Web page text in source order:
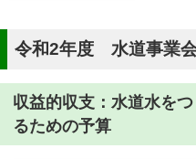
令和2年度 水道事業
収益的収支：水道水を
るための予算